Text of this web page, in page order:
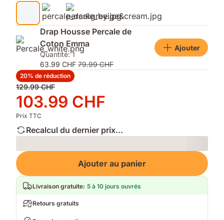
douce
et
confortable
toute
la
nuit
Drap Housse Percale de
Coton Emma
Quantité: 1
63.99 CHF 79.99 CHF
Ajouter
20% de réduction
Prix
d'origine
129.99 CHF
129.99 CHF
Prix
103.99 CHF
103.99 CHF
Prix TTC
Recalcul du dernier prix...
Loading
Ajouter au panier
Livraison gratuite: 5 à 10 jours ouvrés
Retours gratuits